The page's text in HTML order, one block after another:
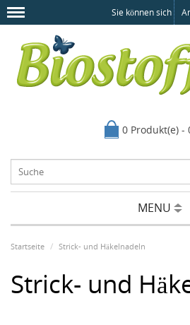
Sie können sich
0 Produkt(e) -
MENU
Startseite Strick- und Häkelnadeln
Strick- und